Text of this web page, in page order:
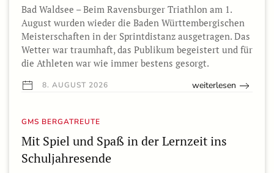
Bad Waldsee – Beim Ravensburger Triathlon am 1.
August wurden wieder die Baden Württembergischen
Meisterschaften in der Sprintdistanz ausgetragen. Das
Wetter war traumhaft, das Publikum begeistert und für
die Athleten war wie immer bestens gesorgt.
8. AUGUST 2026 weiterlesen
GMS BERGATREUTE
Mit Spiel und Spaß in der Lernzeit ins
Schuljahresende